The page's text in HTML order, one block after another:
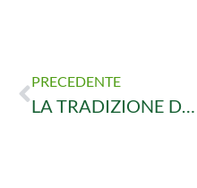
PRECEDENTE
LA TRADIZIONE DEL PRESEPE A CASA